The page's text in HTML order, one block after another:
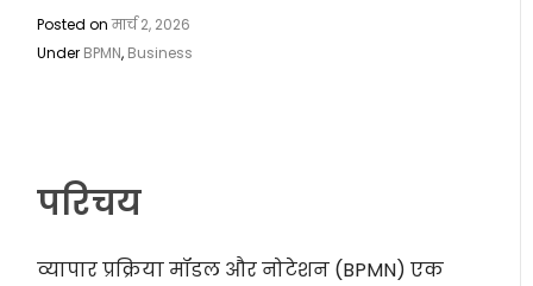
Posted onमार्च 2, 2026
Under BPMN, Business
परिचय
व्यापार प्रक्रिया मॉडल और नोटेशन (BPMN) एक